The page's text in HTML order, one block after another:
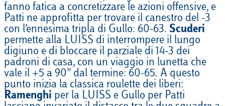
fanno fatica a concretizzare le azioni offensive, e
Patti ne approfitta per trovare il canestro del -3
con l’ennesima tripla di Gullo: 60-63. Scuderi
permette alla LUISS di interrompere il lungo
digiuno e di bloccare il parziale di 14-3 dei
padroni di casa, con un viaggio in lunetta che
vale il +5 a 90’’ dal termine: 60-65. A questo
punto inizia la classica roulette dei liberi:
Ramenghi per la LUISS e Gullo per Patti